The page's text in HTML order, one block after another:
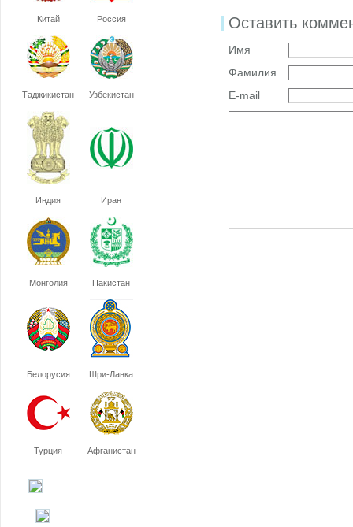
Китай Россия
Таджикистан Узбекистан
Индия Иран
Монголия Пакистан
Белорусия Шри-Ланка
Турция Афганистан
Оставить
Имя
Фамилия
E-mail